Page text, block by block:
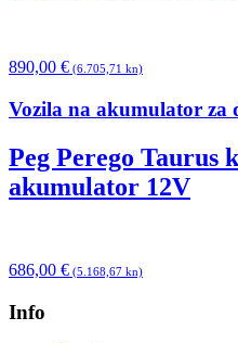
890,00 € (6.705,71 kn)
Vozila na akumulator za
Peg Perego Taurus
akumulator 12V
686,00 € (5.168,67 kn)
Info